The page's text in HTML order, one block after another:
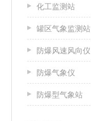
化工监测站
罐区气象监测站
防爆风速风向仪
防爆气象仪
防爆型气象站